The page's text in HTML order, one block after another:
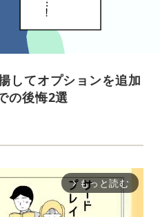
してオプションを追加
の後悔2選
arrow_forward_ios もっと読む